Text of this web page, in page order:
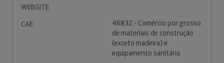
WEBSITE
CAE
46832 - Comércio por grosso
de materiais de construção
(exceto madeira) e
equipamento sanitário